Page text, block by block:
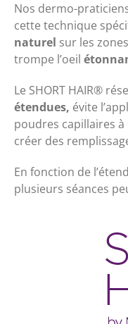
Nos dermo-
cette technique
naturel sur les
trompe l’oeil
Le SHORT HAIR®
étendues, évite
poudres capillaires
créer des
En fonction de
plusieurs séances